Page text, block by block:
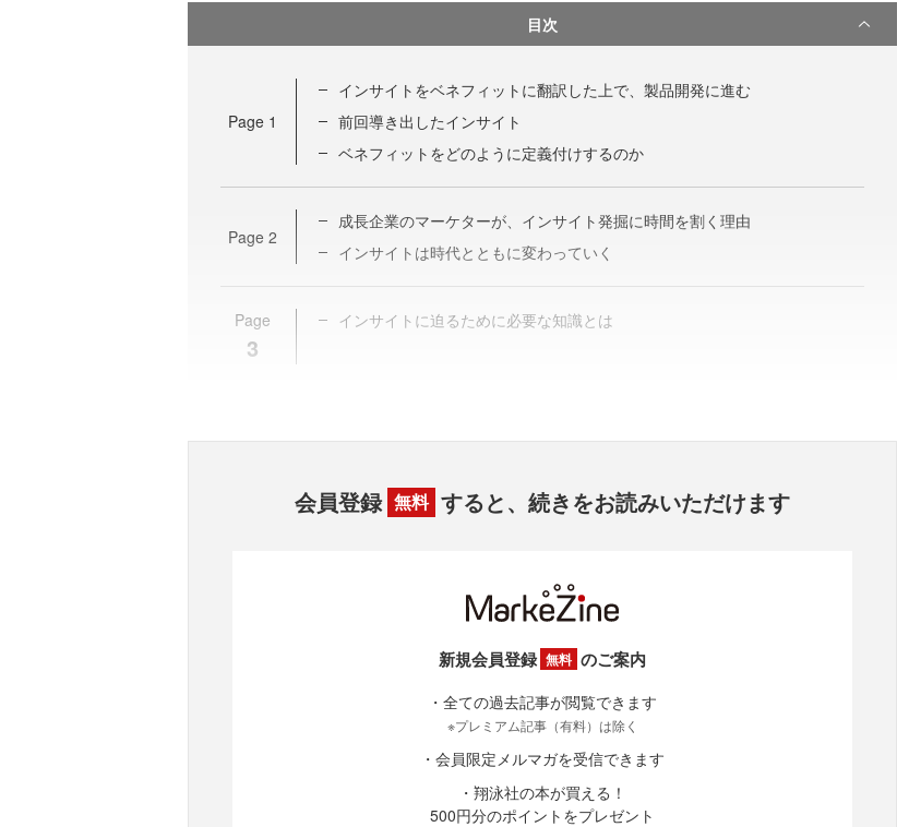
目次
Page 1
インサイトをベネフィットに翻訳した上で、製品開発に進む
前回導き出したインサイト
ベネフィットをどのように定義付けするのか
Page 2
成長企業のマーケターが、インサイト発掘に時間を割く理由
インサイトは時代とともに変わっていく
Page
3
インサイトに迫るために必要な知識とは
会員登録 無料 すると、続きをお読みいただけます
新規会員登録 無料 のご案内
・全ての過去記事が閲覧できます
※プレミアム記事（有料）は除く
・会員限定メルマガを受信できます
・翔泳社の本が買える！
500円分のポイントをプレゼント